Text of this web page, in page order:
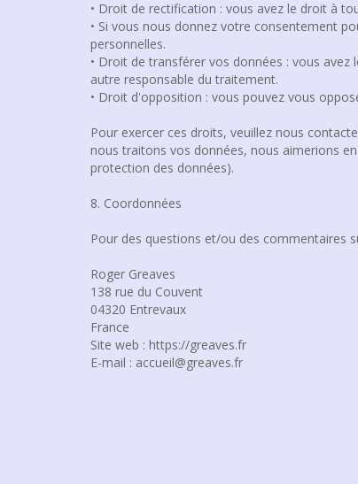
• Droit de rectification : vous avez le droit à
• Si vous nous donnez votre consentement
personnelles.
• Droit de transférer vos données : vous
autre responsable du traitement.
• Droit d'opposition : vous pouvez vous
Pour exercer ces droits, veuillez nous
nous traitons vos données, nous aimerions
protection des données).
8. Coordonnées
Pour des questions et/ou des commentaires
Roger Greaves
138 rue du Couvent
04320 Entrevaux
France
Site web : https://greaves.fr
E-mail : accueil@greaves.fr